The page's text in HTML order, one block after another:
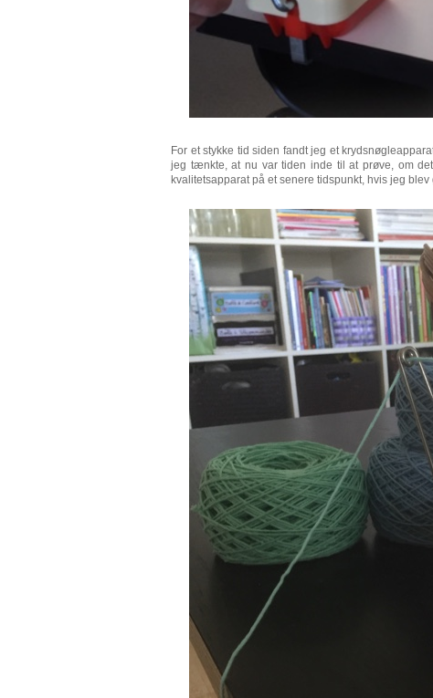
For et stykke tid siden fandt jeg et
jeg tænkte, at nu var tiden inde til at prøve, om
kvalitetsapparat på et senere tidspunkt, hvis jeg blev